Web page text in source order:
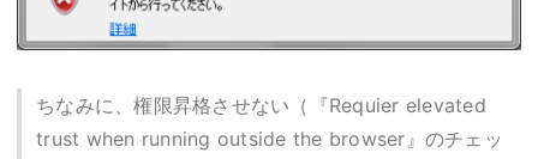
ちなみに、権限昇格させない（『Requier elevated
trust when running outside the browser』のチェッ